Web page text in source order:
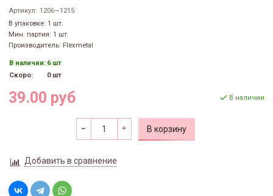
Артикул: 1206—1215
В упаковке: 1 шт.
Мин. партия: 1 шт
Производитель: Flexmetal
В наличии: 6 шт
Скоро:
0 шт
39.00 руб В наличии
В корзину
Добавить в сравнение